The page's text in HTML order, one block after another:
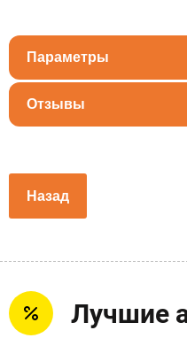
Параметры
Отзывы
Назад
Лучшие